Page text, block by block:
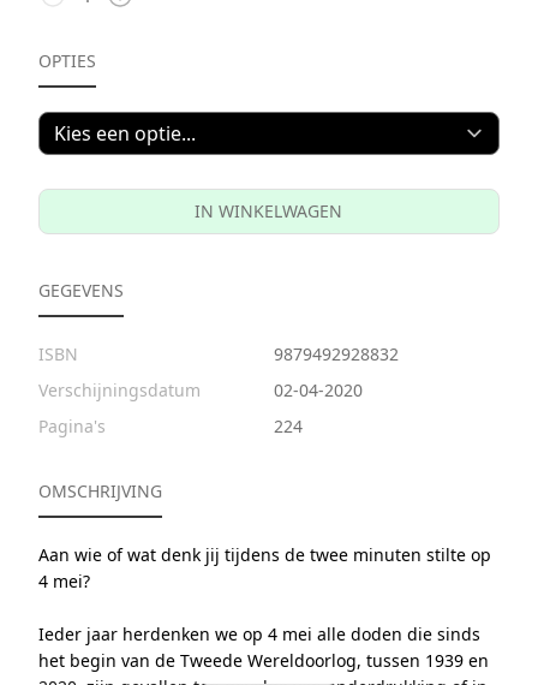
OPTIES
IN WINKELWAGEN
GEGEVENS
ISBN
9879492928832
Verschijningsdatum
02-04-2020
Pagina's
224
OMSCHRIJVING
Aan wie of wat denk jij tijdens de twee minuten stilte op
4 mei?
Ieder jaar herdenken we op 4 mei alle doden die sinds
het begin van de Tweede Wereldoorlog, tussen 1939 en